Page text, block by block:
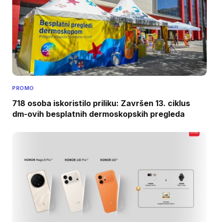
PROMO
718 osoba iskoristilo priliku: Završen 13. ciklus
dm-ovih besplatnih dermoskopskih pregleda